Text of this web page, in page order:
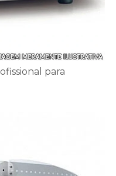
para